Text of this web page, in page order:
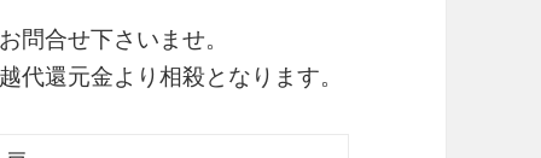
合せ下さいませ。
還元金より相殺となります。